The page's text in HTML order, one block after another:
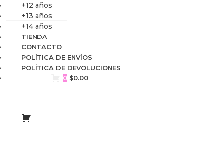
+12 años
+13 años
+14 años
TIENDA
CONTACTO
POLÍTICA DE ENVÍOS
POLÍTICA DE DEVOLUCIONES
0 $0.00